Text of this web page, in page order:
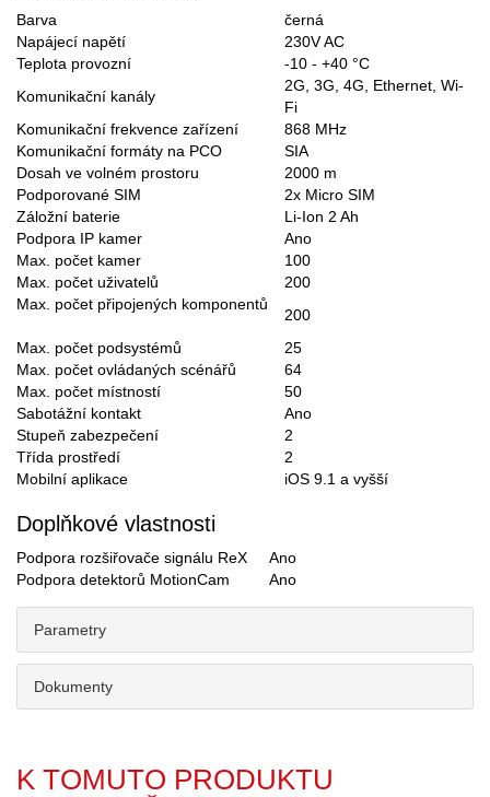
Barva
černá
Napájecí napětí
230V AC
Teplota provozní
-10 - +40 °C
Komunikační kanály
2G, 3G, 4G, Ethernet, Wi-
Fi
Komunikační frekvence zařízení
868 MHz
Komunikační formáty na PCO
SIA
Dosah ve volném prostoru
2000 m
Podporované SIM
2x Micro SIM
Záložní baterie
Li-Ion 2 Ah
Podpora IP kamer
Ano
Max. počet kamer
100
Max. počet uživatelů
200
Max. počet připojených komponentů
200
Max. počet podsystémů
25
Max. počet ovládaných scénářů
64
Max. počet místností
50
Sabotážní kontakt
Ano
Stupeň zabezpečení
2
Třída prostředí
2
Mobilní aplikace
iOS 9.1 a vyšší
Doplňkové vlastnosti
Podpora rozšiřovače signálu ReX Ano
Podpora detektorů MotionCam
Ano
Parametry
Dokumenty
K TOMUTO PRODUKTU